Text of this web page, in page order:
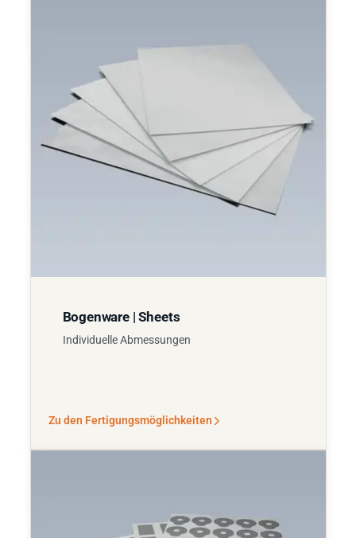
Bogenware | Sheets
Individuelle Abmessungen
Zu den Fertigungsmöglichkeiten